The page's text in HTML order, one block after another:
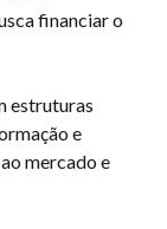
financiar o
estruturas
e
mercado e